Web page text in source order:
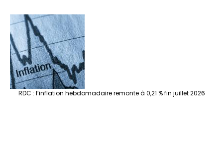
RDC : l’inflation hebdomadaire remonte à 0,21 % fin juillet 2026